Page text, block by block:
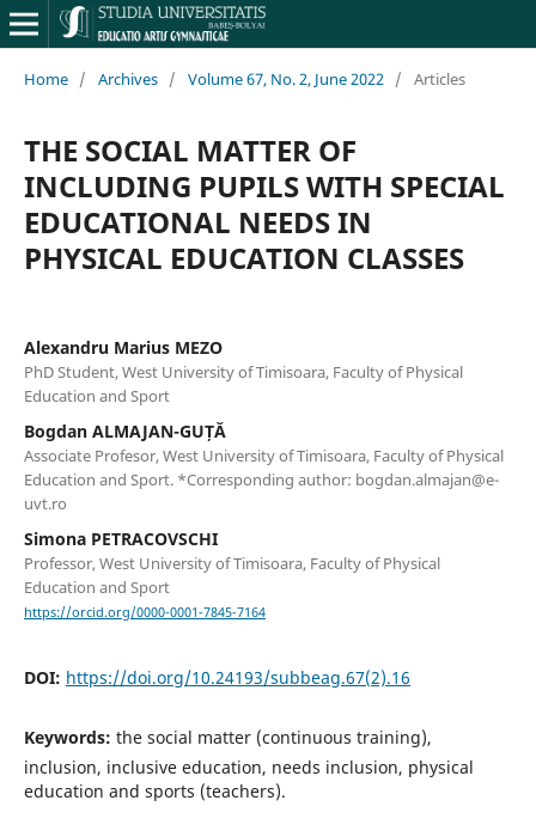
Home / Archives / Volume 67, No. 2, June 2022 / Articles
THE SOCIAL MATTER OF
INCLUDING PUPILS WITH SPECIAL
EDUCATIONAL NEEDS IN
PHYSICAL EDUCATION CLASSES
Alexandru Marius MEZO
PhD Student, West University of Timisoara, Faculty of Physical
Education and Sport
Bogdan ALMAJAN-GUȚĂ
Associate Profesor, West University of Timisoara, Faculty of Physical
Education and Sport. *Corresponding author: bogdan.almajan@e-
uvt.ro
Simona PETRACOVSCHI
Professor, West University of Timisoara, Faculty of Physical
Education and Sport
https://orcid.org/0000-0001-7845-7164
DOI: https://doi.org/10.24193/subbeag.67(2).16
Keywords: the social matter (continuous training),
inclusion, inclusive education, needs inclusion, physical
education and sports (teachers).